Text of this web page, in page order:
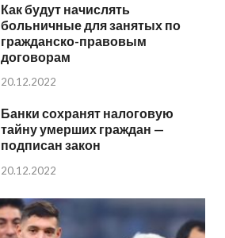
Как будут начислять
больничные для занятых по
гражданско-правовым
договорам
20.12.2022
Банки сохранят налоговую
тайну умерших граждан —
подписан закон
20.12.2022